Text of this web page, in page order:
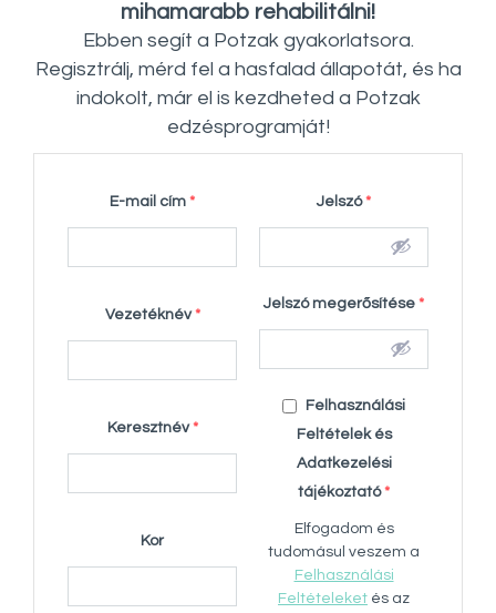
mihamarabb rehabilitálni!
Ebben segít a Potzak gyakorlatsora.
Regisztrálj, mérd fel a hasfalad állapotát, és ha
indokolt, már el is kezdheted a Potzak
edzésprogramját!
E-mail cím *
Vezetéknév*
Keresztnév*
Kor
Jelszó*
Jelszó megerősítése *
Felhasználási
Feltételek és
Adatkezelési
tájékoztató*
Elfogadom és
tudomásul veszem a
Felhasználási
Feltételeket és az